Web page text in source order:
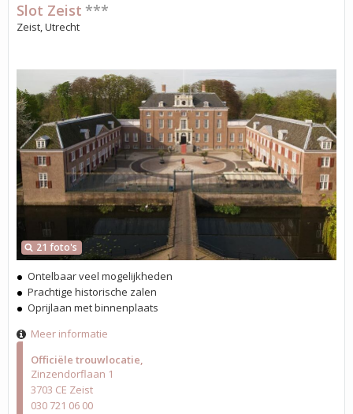
Officiële trouwlocatie
Zinzendorflaan 1
3703 CE Zeist
030 721 06 00
21 foto's
Slot Zeist ***
Zeist, Utrecht
Ontelbaar veel mogelijkheden
Prachtige historische zalen
Oprijlaan met binnenplaats
Meer informatie